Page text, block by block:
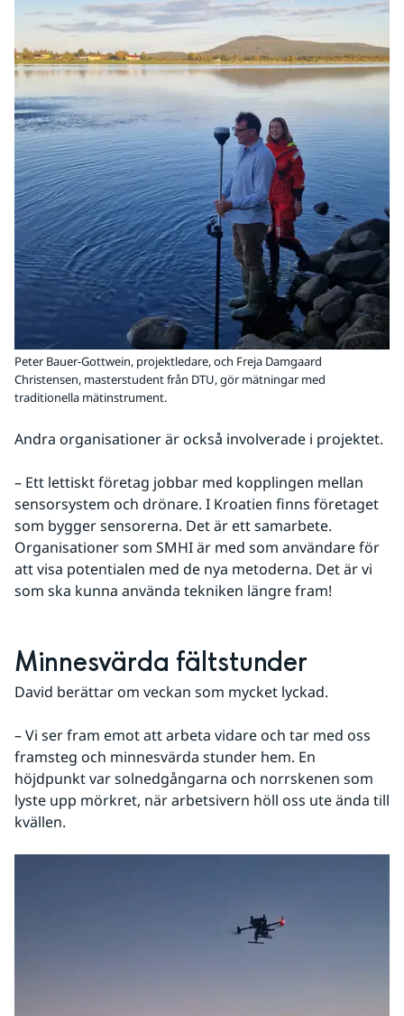
Peter Bauer-Gottwein, projektledare, och Freja Damgaard
Christensen, masterstudent från DTU, gör mätningar med
traditionella mätinstrument.
Andra organisationer är också involverade i projektet.
– Ett lettiskt företag jobbar med kopplingen mellan
sensorsystem och drönare. I Kroatien finns företaget
som bygger sensorerna. Det är ett samarbete.
Organisationer som SMHI är med som användare för
att visa potentialen med de nya metoderna. Det är vi
som ska kunna använda tekniken längre fram!
Minnesvärda fältstunder
David berättar om veckan som mycket lyckad.
– Vi ser fram emot att arbeta vidare och tar med oss
framsteg och minnesvärda stunder hem. En
höjdpunkt var solnedgångarna och norrskenen som
lyste upp mörkret, när arbetsivern höll oss ute ända till
kvällen.